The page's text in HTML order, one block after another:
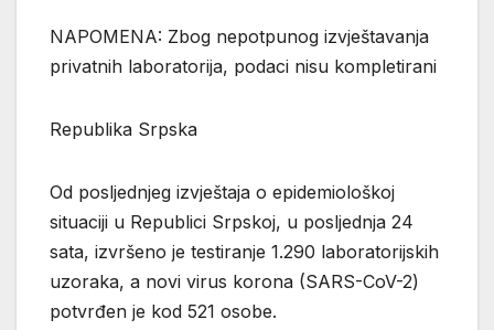
NAPOMENA: Zbog nepotpunog izvještavanja
privatnih laboratorija, podaci nisu kompletirani
Republika Srpska
Od posljednjeg izvještaja o epidemiološkoj
situaciji u Republici Srpskoj, u posljednja 24
sata, izvršeno je testiranje 1.290 laboratorijskih
uzoraka, a novi virus korona (SARS-CoV-2)
potvrđen je kod 521 osobe.